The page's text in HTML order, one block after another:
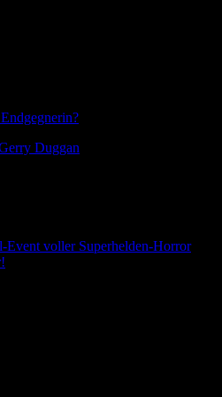
Duggan
Event voller Superhelden-Horror